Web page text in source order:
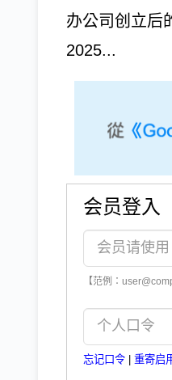
办公司创立后
2025...
会员登入
【范例：
忘记口令 | 重寄启